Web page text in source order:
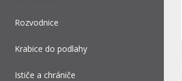
Rozvodnice
Krabice do podlahy
Ističe a chrániče